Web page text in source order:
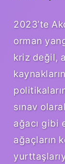
2023’te
orman
kriz değil,
sınav
ağacı gibi
ağaçların